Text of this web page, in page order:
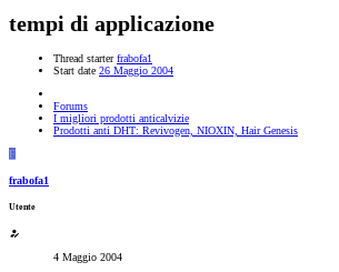
tempi di applicazione
Thread starter frabofa1
Start date 26 Maggio 2004
Forums
I migliori prodotti anticalvizie
Prodotti anti DHT: Revivogen, NIOXIN, Hair Genesis
F
frabofa1
Utente
4 Maggio 2004